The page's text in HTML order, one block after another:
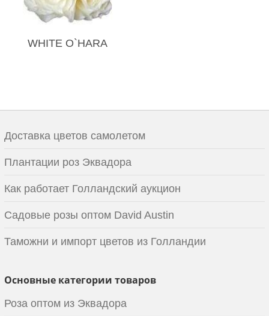
WHITE O`HARA
Доставка цветов самолетом
Плантации роз Эквадора
Как работает Голландский аукцион
Садовые розы оптом David Austin
Таможни и импорт цветов из Голландии
Основные категории товаров
Роза оптом из Эквадора